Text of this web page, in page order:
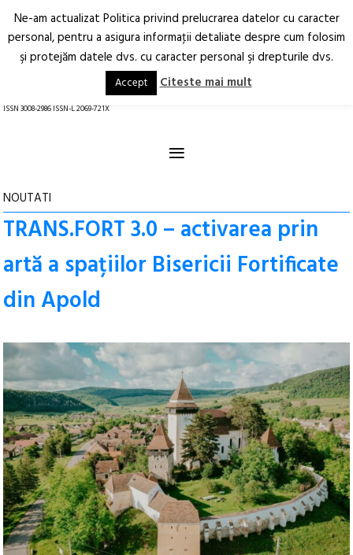
Arhitectură.
Oraș.
RO EN
ISSN 3008-2986 ISSN-L 2069-721X
≡
NOUTATI
TRANS.FORT 3.0 – activarea prin
artă a spațiilor Bisericii Fortificate
din Apold
Ne-am actualizat Politica privind prelucrarea datelor cu caracter
personal, pentru a asigura informaţii detaliate despre cum folosim
şi protejăm datele dvs. cu caracter personal şi drepturile dvs.
Accept Citeste mai mult